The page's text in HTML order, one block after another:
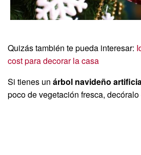
Quizás también te pueda interesar:
cost para decorar la casa
Si tienes un árbol navideño
poco de vegetación fresca,